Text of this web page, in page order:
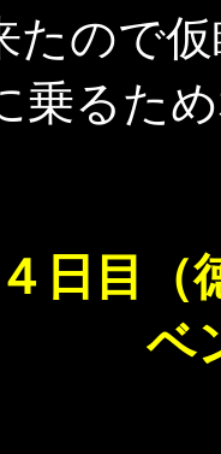
たので
乗るた
日目（
ベ